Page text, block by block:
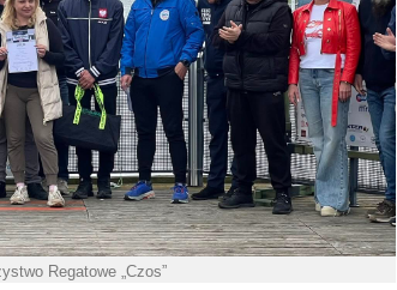
Regatowe „Czos”